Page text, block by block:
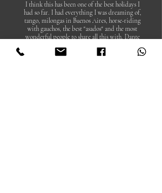
I think this has been one of the best holidays I
had so far. I had everything I was dreaming of,
tango, milongas in Buenos Aires, horse-riding
with gauchos, the best "asados" and the most
wonderful people to share all this with. Dante
sure we could have an insight "real" experience